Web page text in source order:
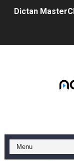
Dictan
Gobernador
Mérida